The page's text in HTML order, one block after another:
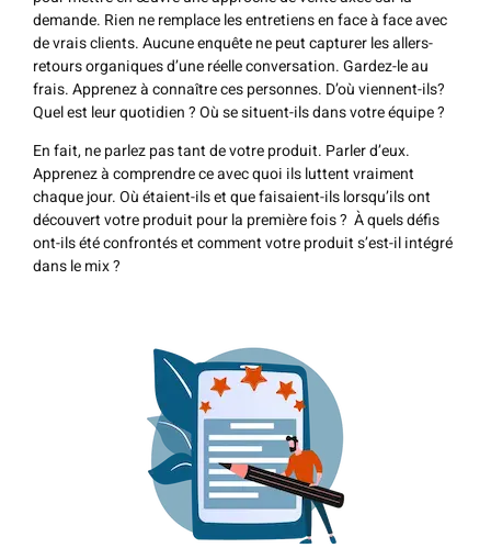
demande. Rien ne remplace les entretiens en face à face avec
de vrais clients. Aucune enquête ne peut capturer les allers-
retours organiques d’une réelle conversation. Gardez-le au
frais. Apprenez à connaître ces personnes. D’où viennent-ils?
Quel est leur quotidien ? Où se situent-ils dans votre équipe ?
En fait, ne parlez pas tant de votre produit. Parler d’eux.
Apprenez à comprendre ce avec quoi ils luttent vraiment
chaque jour. Où étaient-ils et que faisaient-ils lorsqu’ils ont
découvert votre produit pour la première fois ? À quels défis
ont-ils été confrontés et comment votre produit s’est-il intégré
dans le mix ?